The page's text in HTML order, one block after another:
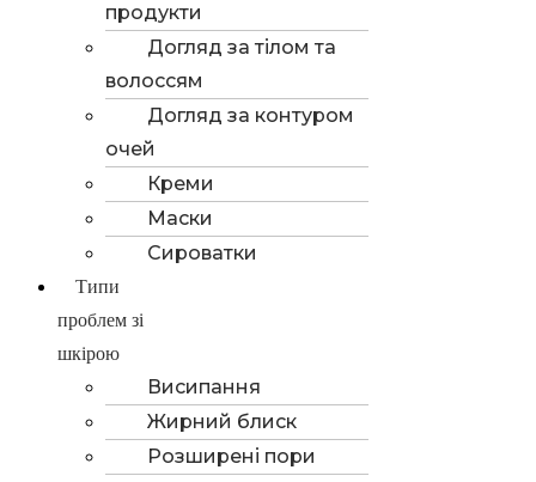
продукти
Догляд за тілом та
волоссям
Догляд за контуром
очей
Креми
Маски
Сироватки
Типи
проблем зі
шкірою
Висипання
Жирний блиск
Розширені пори